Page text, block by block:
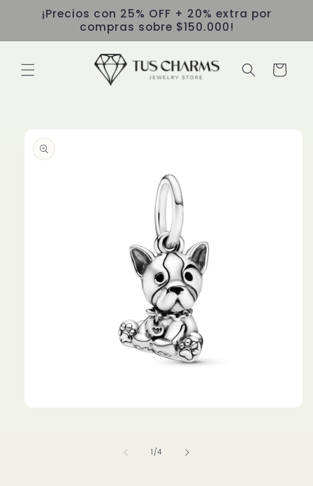
directamente
¡Precios con 25% OFF + 20% extra por
compras sobre $150.000!
Carrito
información
del producto
1 /de
4